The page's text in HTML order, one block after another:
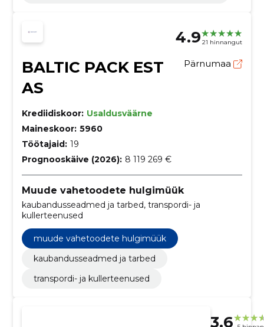
4.9 21 hinnangut
BALTIC PACK EST
AS
Pärnumaa
Krediidiskoor: Usaldusväärne
Maineskoor: 5960
Töötajaid: 19
Prognooskäive (2026): 8 119 269 €
Muude vahetoodete hulgimüük
kaubandusseadmed ja tarbed, transpordi- ja
kullerteenused
muude vahetoodete hulgimüük
kaubandusseadmed ja tarbed
transpordi- ja kullerteenused
3.6